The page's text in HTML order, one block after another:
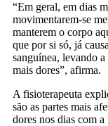
“Em geral, em dias
movimentarem-se
manterem o corpo
que por si só, já
sanguínea, levando
mais dores”, afirma.
A fisioterapeuta
são as partes mais
dores nos dias com